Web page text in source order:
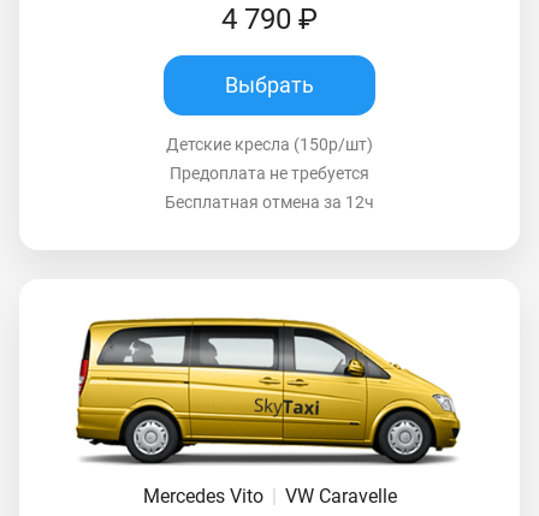
4 790 ₽
Выбрать
Детские кресла (150р/шт)
Предоплата не требуется
Бесплатная отмена за 12ч
Mercedes Vito VW Caravelle